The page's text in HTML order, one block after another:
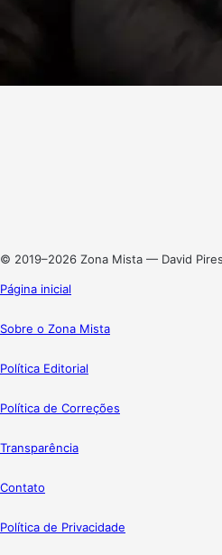
© 2019–2026 Zona Mista — David
Página inicial
Sobre o Zona Mista
Política Editorial
Política de Correções
Transparência
Contato
Política de Privacidade